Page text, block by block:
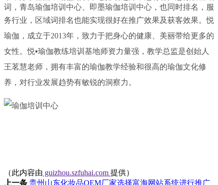
词，青岛瑜伽培训中心、 即墨瑜伽培训中心， 也同时排名，服
务行业，区域词排名也能实现很好在推广效果及获客效果。悦
瑜伽，成立于2013年， 致力于把身心的健康、美丽带给更多的
女性。悦▪瑜伽教练培训基地师资力量强，教学总监是创始人
王茗慧老师， 拥有丰富的瑜伽教学经验和很高的瑜伽文化修
养 ， 对行业发展趋势有敏锐的洞察力。
（此内容由 guizhou.szfuhai.com 提供）
上一条 贵州山东化妆品OEM厂家选择富海网站系统进行推广